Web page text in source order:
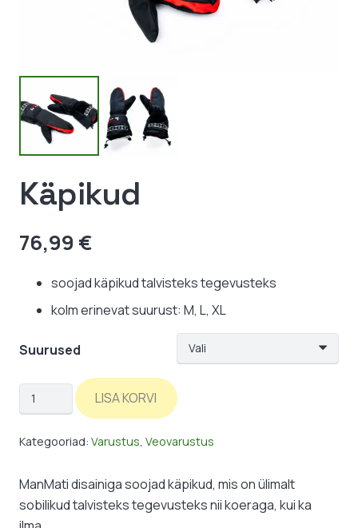
Käpikud
76,99 €
soojad käpikud talvisteks tegevusteks
kolm erinevat suurust: M, L, XL
Suurused
Käpikud
kogus
LISA KORVI
Kategooriad: Varustus, Veovarustus
ManMati disainiga soojad käpikud, mis on ülimalt
sobilikud talvisteks tegevusteks nii koeraga, kui ka